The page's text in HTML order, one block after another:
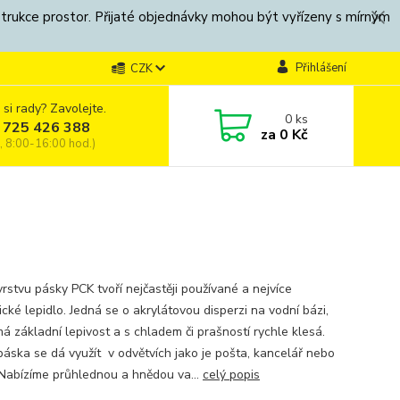
prostor. Přijaté objednávky mohou být vyřízeny s mírným
CZK Přihlášení
rady? Zavolejte.
426 388
8:00-16:00 hod.)
0ks
za 0 Kč
pásky PCK tvoří nejčastěji používané a nejvíce
lepidlo. Jedná se o akrylátovou disperzi na vodní bázi,
základní lepivost a s chladem či prašností rychle klesá.
se dá využít v odvětvích jako je pošta, kancelář nebo
průhlednou a hnědou va... celý popis